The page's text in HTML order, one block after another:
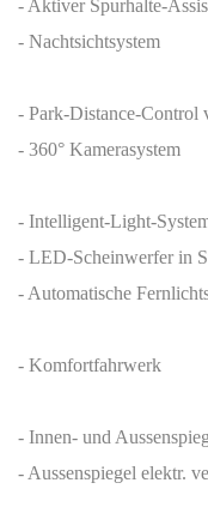
- Aktiver Spurhalte-
- Nachtsichtsystem
- Park-Distance-Control
- 360° Kamerasystem
- Intelligent-Light-
- LED-Scheinwerfer in
- Automatische
- Komfortfahrwerk
- Innen- und
- Aussenspiegel elektr.